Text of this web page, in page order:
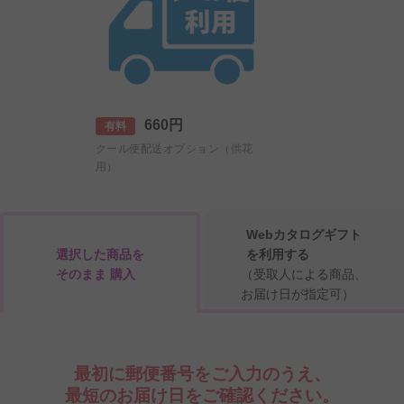
有料 660円
クール便配送オプション（供花
用）
選択した商品を
そのまま 購入
Webカタログギフト
を利用する
（受取人による商品、
お届け日が指定可）
最初に郵便番号をご入力のうえ、
最短のお届け日をご確認ください。